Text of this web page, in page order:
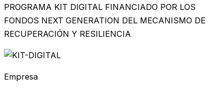
PROGRAMA KIT DIGITAL FINANCIADO POR LOS
FONDOS NEXT GENERATION DEL MECANISMO DE
RECUPERACIÓN Y RESILIENCIA
Empresa